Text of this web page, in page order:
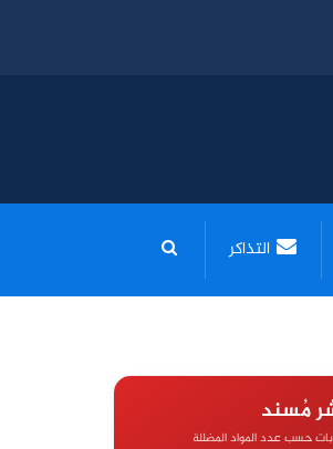
التذاكر
مُسند
حسب عدد المواد المضللة